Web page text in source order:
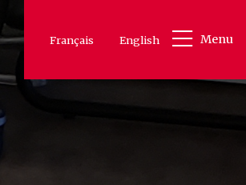
Français English Menu